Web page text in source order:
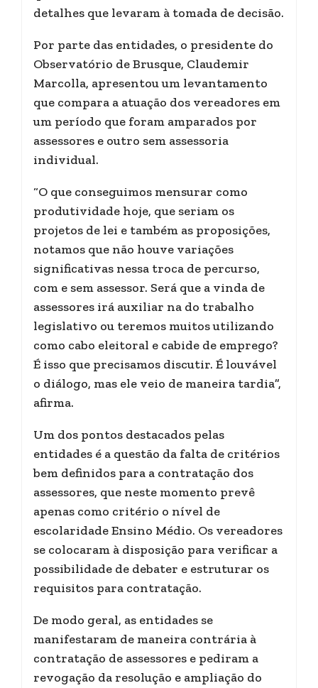
detalhes que levaram à tomada de decisão.
Por parte das entidades, o presidente do
Observatório de Brusque, Claudemir
Marcolla, apresentou um levantamento
que compara a atuação dos vereadores em
um período que foram amparados por
assessores e outro sem assessoria
individual.
“O que conseguimos mensurar como
produtividade hoje, que seriam os
projetos de lei e também as proposições,
notamos que não houve variações
significativas nessa troca de percurso,
com e sem assessor. Será que a vinda de
assessores irá auxiliar na do trabalho
legislativo ou teremos muitos utilizando
como cabo eleitoral e cabide de emprego?
É isso que precisamos discutir. É louvável
o diálogo, mas ele veio de maneira tardia”,
afirma.
Um dos pontos destacados pelas
entidades é a questão da falta de critérios
bem definidos para a contratação dos
assessores, que neste momento prevê
apenas como critério o nível de
escolaridade Ensino Médio. Os vereadores
se colocaram à disposição para verificar a
possibilidade de debater e estruturar os
requisitos para contratação.
De modo geral, as entidades se
manifestaram de maneira contrária à
contratação de assessores e pediram a
revogação da resolução e ampliação do